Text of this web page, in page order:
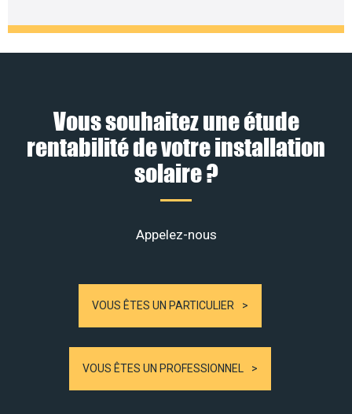
Vous souhaitez une étude
rentabilité de votre installation
solaire ?
Appelez-nous
VOUS ÊTES UN PARTICULIER
VOUS ÊTES UN PROFESSIONNEL